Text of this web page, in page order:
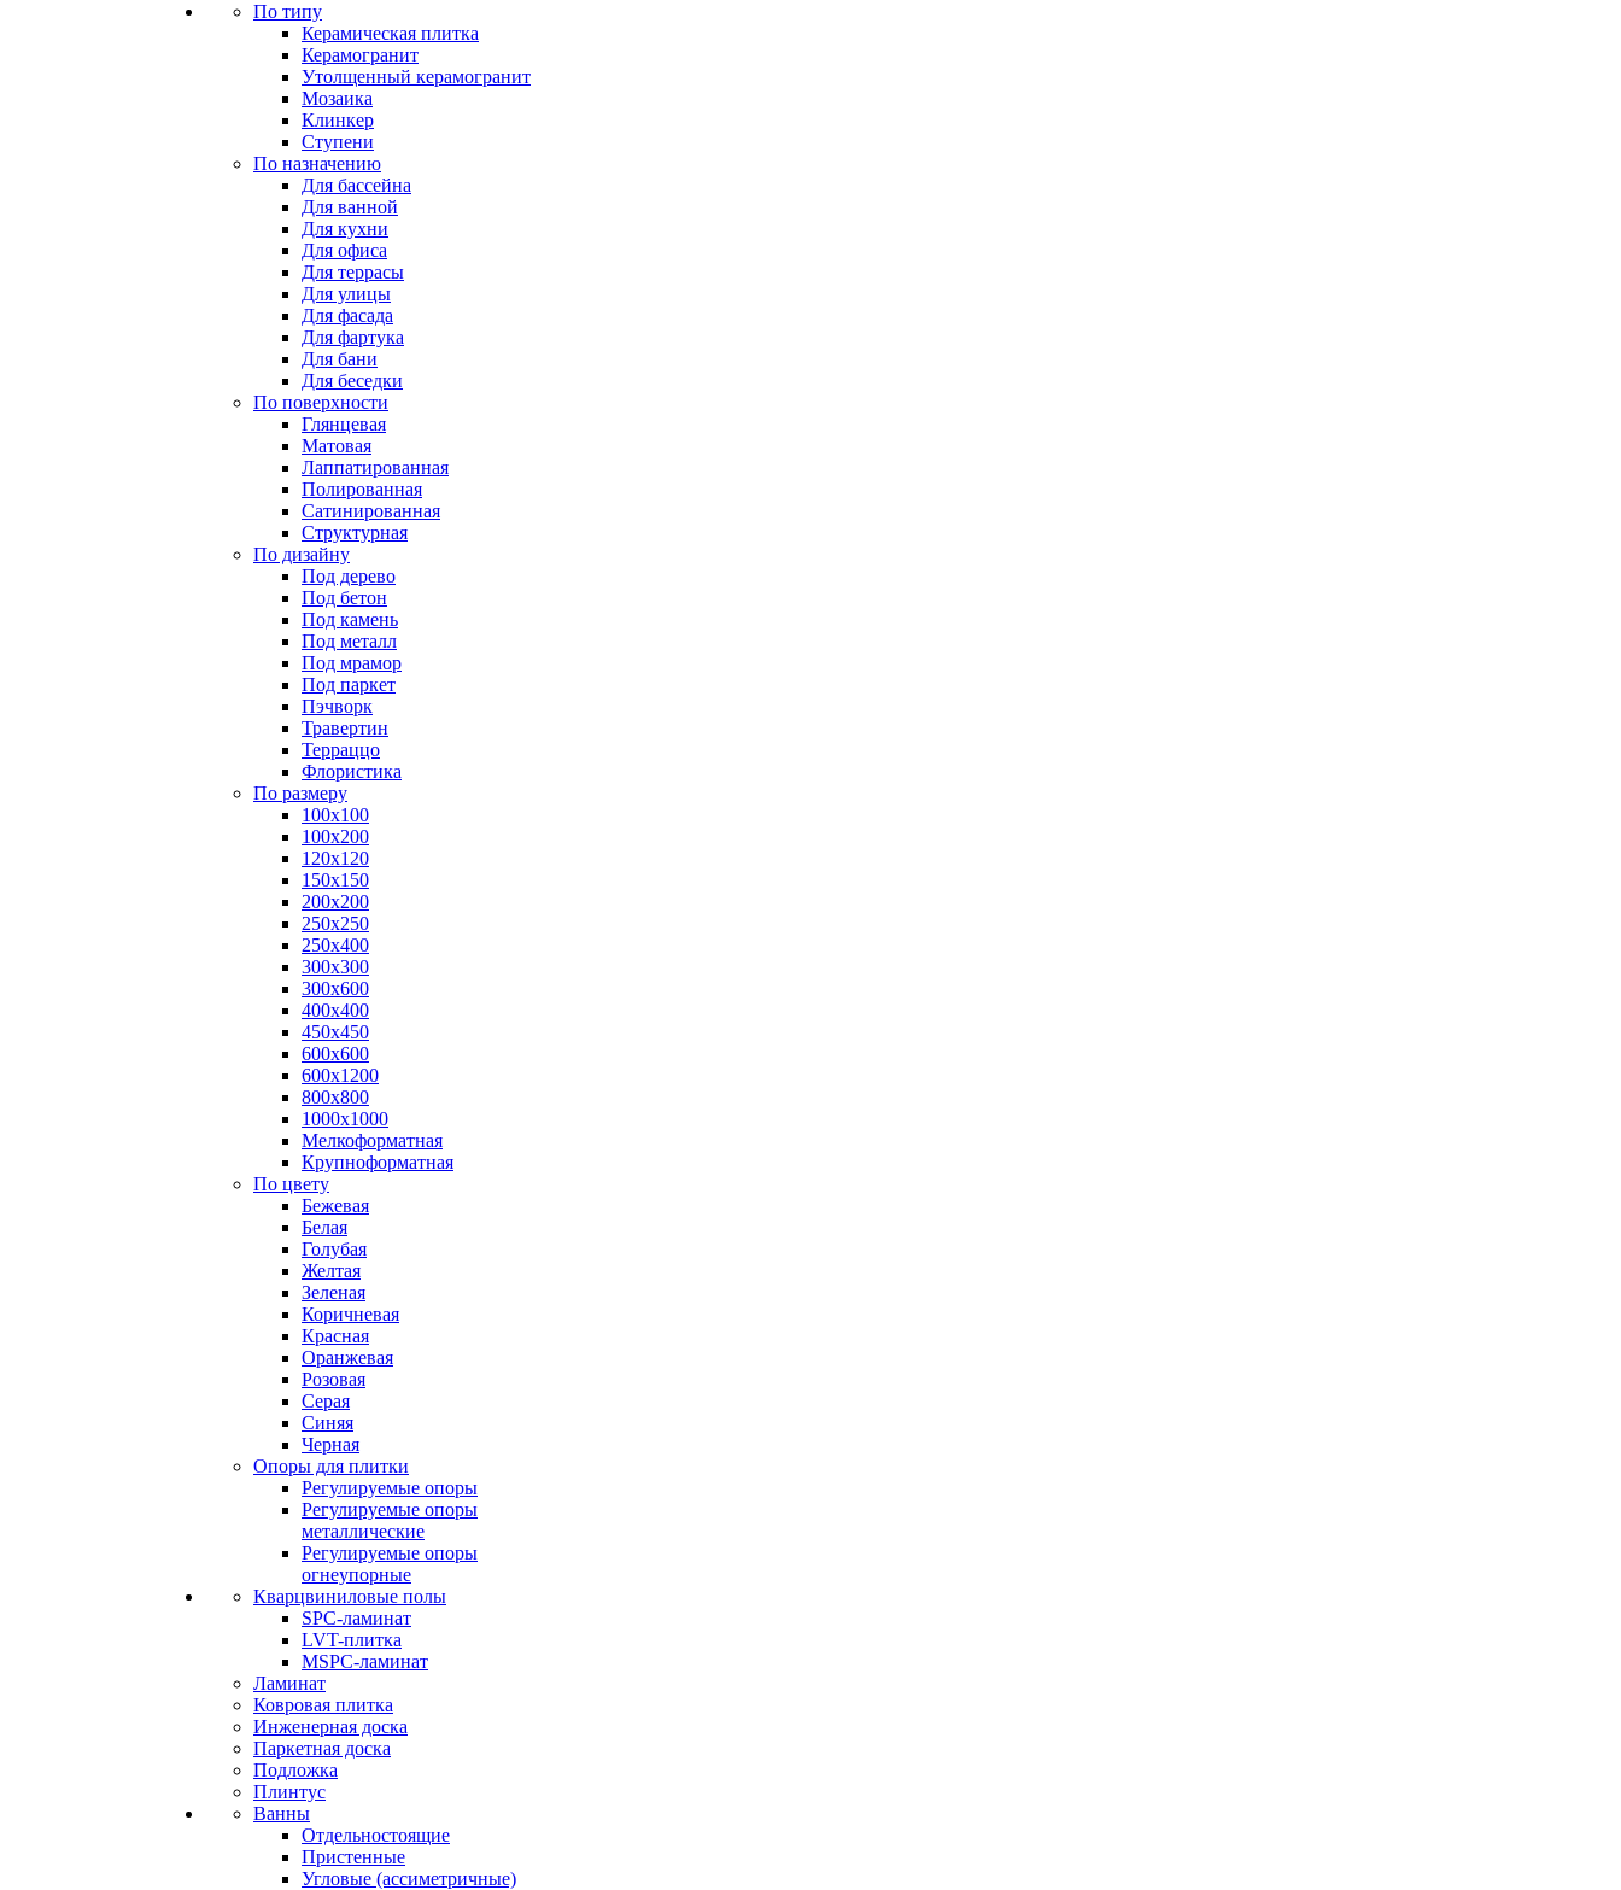
По типу
Керамическая плитка
Керамогранит
Утолщенный керамогранит
Мозаика
Клинкер
Ступени
По назначению
Для бассейна
Для ванной
Для кухни
Для офиса
Для террасы
Для улицы
Для фасада
Для фартука
Для бани
Для беседки
По поверхности
Глянцевая
Матовая
Лаппатированная
Полированная
Сатинированная
Структурная
По дизайну
Под дерево
Под бетон
Под камень
Под металл
Под мрамор
Под паркет
Пэчворк
Травертин
Терраццо
Флористика
По размеру
100х100
100х200
120х120
150х150
200х200
250х250
250х400
300х300
300х600
400х400
450х450
600х600
600х1200
800х800
1000х1000
Мелкоформатная
Крупноформатная
По цвету
Бежевая
Белая
Голубая
Желтая
Зеленая
Коричневая
Красная
Оранжевая
Розовая
Серая
Синяя
Черная
Опоры для плитки
Регулируемые опоры
Регулируемые опоры
металлические
Регулируемые опоры
огнеупорные
Кварцвиниловые полы
SPC-ламинат
LVT-плитка
MSPC-ламинат
Ламинат
Ковровая плитка
Инженерная доска
Паркетная доска
Подложка
Плинтус
Ванны
Отдельностоящие
Пристенные
Угловые (ассиметричные)